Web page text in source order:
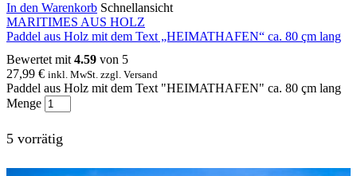
In den Warenkorb Schnellansicht
MARITIMES AUS HOLZ
Paddel aus Holz mit dem Text „HEIMATHAFEN“ ca. 80 çm lang
Bewertet mit 4.59 von 5
27,99 € inkl. MwSt. zzgl. Versand
Paddel aus Holz mit dem Text "HEIMATHAFEN" ca. 80 çm lang
Menge
5 vorrätig